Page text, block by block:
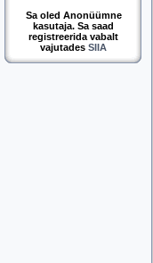
Sa oled Anonüümne
kasutaja. Sa saad
registreerida vabalt
vajutades SIIA